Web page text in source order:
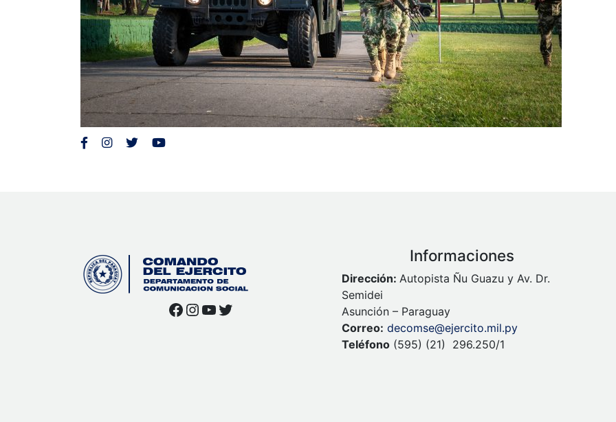
Facebook
Instagram
YouTube
Twitter
Informaciones
Dirección: Autopista Ñu Guazu y Av. Dr.
Semidei
Asunción – Paraguay
Correo: decomse@ejercito.mil.py
Teléfono (595) (21) 296.250/1